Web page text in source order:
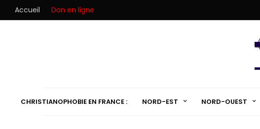
Accueil Don en ligne
CHRISTIANOPHOBIE EN FRANCE : NORD-EST NORD-OUEST